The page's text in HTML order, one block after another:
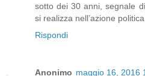
sotto dei 30 anni, segnale
si realizza nell’azione
Rispondi
Anonimo maggio 16, 2016